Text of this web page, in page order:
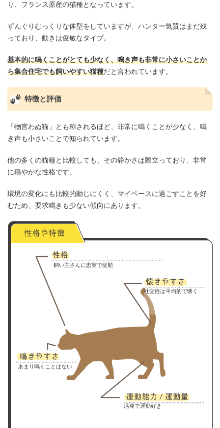
り、フランス原産の猫種となっています。
ずんぐりむっくりな体型をしていますが、ハンター気質はまだ残
っており、動きは俊敏なタイプ。
基本的に鳴くことがとても少なく、鳴き声も非常に小さいことか
ら集合住宅でも飼いやすい猫種だと言われています。
特徴と評価
「物言わぬ猫」とも称されるほど、非常に鳴くことが少なく、鳴
き声も小さいことで知られています。
他の多くの猫種と比較しても、その静かさは際立っており、非常
に穏やかな性格です。
環境の変化にも比較的動じにくく、マイペースに過ごすことを好
むため、要求鳴きも少ない傾向にあります。
飼い主さんに忠実で従順
社交性は平均的で懐く
あまり鳴くことはない
活発で運動好き